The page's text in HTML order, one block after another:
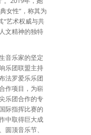
女性”，称其为
“艺术权威与共
文精神的独特
音乐家的坚定
乐团联盟主持
法罗爱乐乐团
作项目，为崭
乐团合作的专
际指挥比赛的
中取得巨大成
圆顶音乐节、